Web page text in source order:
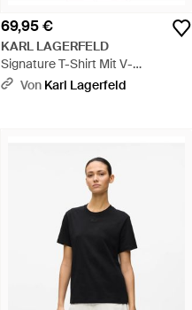
69,95 €
KARL LAGERFELD
Signature T-Shirt Mit V-
Ausschnitt, Damen, Größe - Weiß
Von Karl Lagerfeld